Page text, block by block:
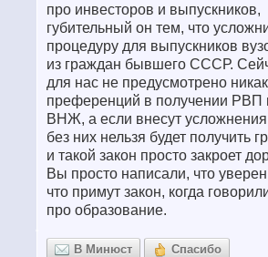
про инвесторов и выпускников,
губительный он тем, что
процедуру для выпускников
из граждан бывшего СССР.
для нас не предусмотрено
преференций в получении РВП
ВНЖ, а если внесут
без них нельзя будет получить
и такой закон просто закроет
Вы просто написали, что
что примут закон, когда
про образование.
В Минюст Спасибо